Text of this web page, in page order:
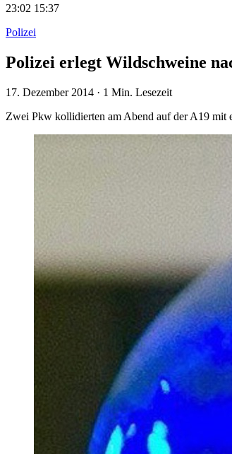
23:02 15:37
Polizei
Polizei erlegt Wildschweine
17. Dezember 2014 · 1 Min. Lesezeit
Zwei Pkw kollidierten am Abend auf der A19 mit